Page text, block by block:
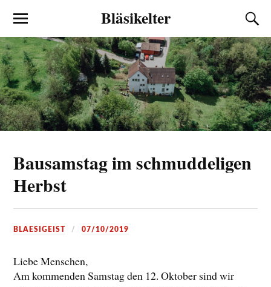
Bläsikelter
Bausamstag im schmuddeligen
Herbst
BLAESIGEIST 07/10/2019
Liebe Menschen,
Am kommenden Samstag den 12. Oktober sind wir